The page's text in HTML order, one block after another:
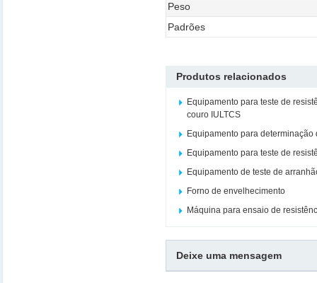
Peso
Padrões
Produtos relacionados
Equipamento para teste de
couro IULTCS
Equipamento para
Equipamento para teste de
Equipamento de teste de
Forno de envelhecimento
Máquina para ensaio de
Deixe uma mensagem